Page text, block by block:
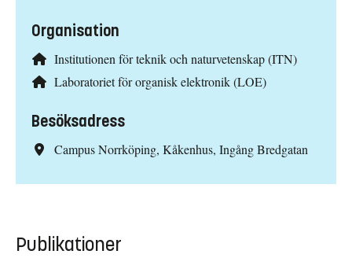
Organisation
Institutionen för teknik och naturvetenskap (ITN)
Laboratoriet för organisk elektronik (LOE)
Besöksadress
Campus Norrköping, Kåkenhus, Ingång Bredgatan
Publikationer